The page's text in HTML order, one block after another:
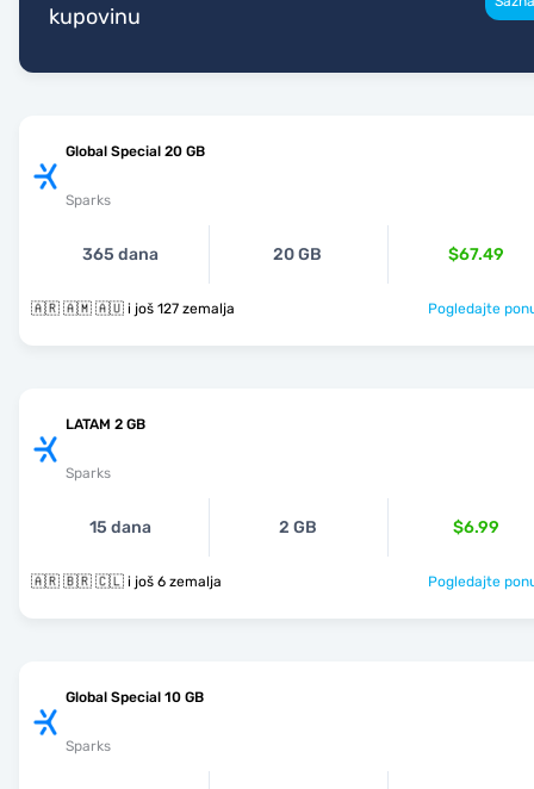
kupovinu
Global Special 20 GB
Sparks
365 dana 20 GB $67.49
🇦🇷 🇦🇲 🇦🇺 i još 127 zemalja Pogledajte
LATAM 2 GB
Sparks
15 dana 2 GB $6.99
🇦🇷 🇧🇷 🇨🇱 i još 6 zemalja Pogledajte
Global Special 10 GB
Sparks